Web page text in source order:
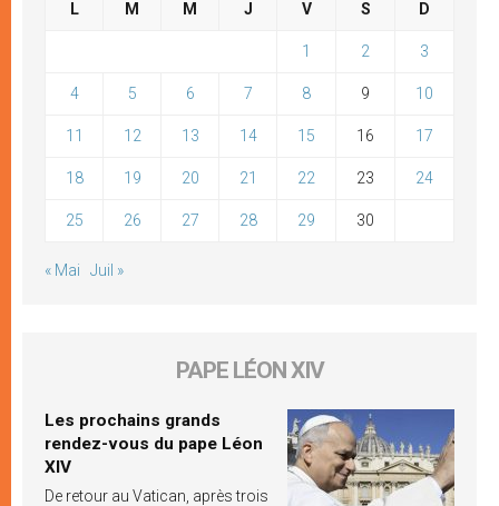
L M M J V S D
1 2 3
4 5 6 7 8 9 10
11 12 13 14 15 16 17
18 19 20 21 22 23 24
25 26 27 28 29 30
« Mai Juil »
PAPE LÉON XIV
Les prochains grands
rendez-vous du pape Léon
XIV
De retour au Vatican, après trois